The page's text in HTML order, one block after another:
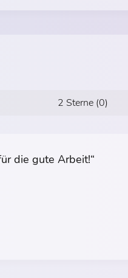
2 Sterne (0)
die gute Arbeit!“